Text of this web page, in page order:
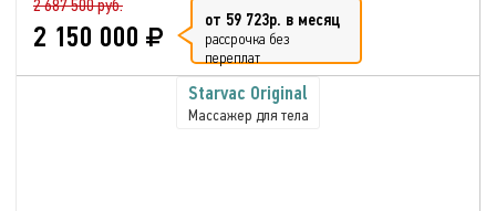
2 687 500 руб.
2 150 000 от 59 723р. в месяц
рассрочка без
переплат
Starvac Original
Массажер для тела